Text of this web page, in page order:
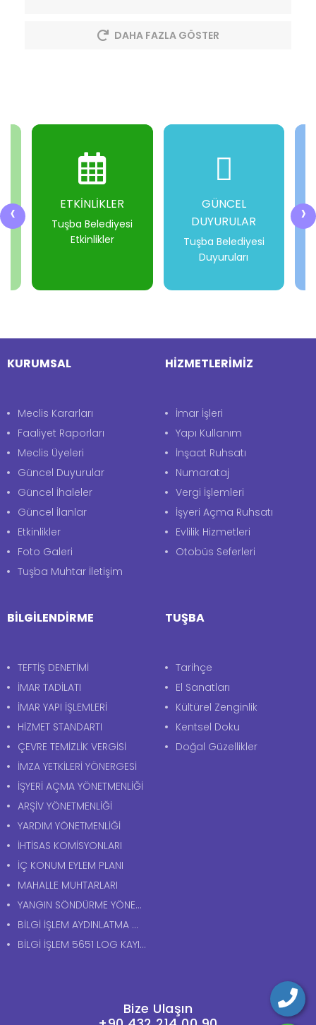
DAHA FAZLA GÖSTER
‹ ›
ETKİNLİKLER
Tuşba Belediyesi
Etkinlikler
GÜNCEL
DUYURULAR
Tuşba Belediyesi
Duyuruları
-
KURUMSAL
Meclis Kararları
Faaliyet Raporları
Meclis Üyeleri
Güncel Duyurular
Güncel İhaleler
Güncel İlanlar
Etkinlikler
Foto Galeri
Tuşba Muhtar İletişim
HİZMETLERİMİZ
İmar İşleri
Yapı Kullanım
İnşaat Ruhsatı
Numarataj
Vergi İşlemleri
İşyeri Açma Ruhsatı
Evlilik Hizmetleri
Otobüs Seferleri
BİLGİLENDİRME
TEFTİŞ DENETİMİ
İMAR TADİLATI
İMAR YAPI İŞLEMLERİ
HİZMET STANDARTI
ÇEVRE TEMİZLİK VERGİSİ
İMZA YETKİLERİ YÖNERGESİ
İŞYERİ AÇMA YÖNETMENLİĞİ
ARŞİV YÖNETMENLİĞİ
YARDIM YÖNETMENLİĞİ
İHTİSAS KOMİSYONLARI
İÇ KONUM EYLEM PLANI
MAHALLE MUHTARLARI
YANGIN SÖNDÜRME YÖNERGESİ
BİLGİ İŞLEM AYDINLATMA METNİ
BİLGİ İŞLEM 5651 LOG KAYITLARI AYDINLATMA METNİ
TUŞBA
Tarihçe
El Sanatları
Kültürel Zenginlik
Kentsel Doku
Doğal Güzellikler
Bize Ulaşın